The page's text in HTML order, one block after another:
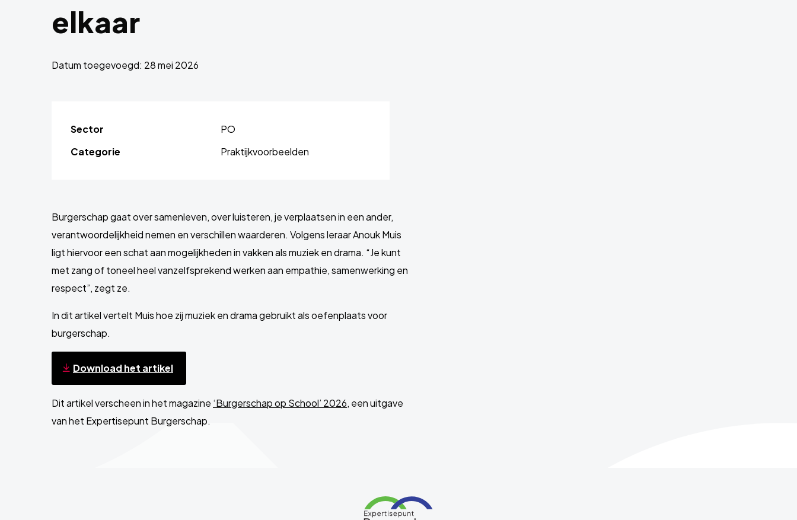
elkaar
Datum toegevoegd: 28 mei 2026
Sector
PO
Categorie
Praktijkvoorbeelden
Burgerschap gaat over samenleven, over luisteren, je verplaatsen in een ander,
verantwoordelijkheid nemen en verschillen waarderen. Volgens leraar Anouk Muis
ligt hiervoor een schat aan mogelijkheden in vakken als muziek en drama. “Je kunt
met zang of toneel heel vanzelfsprekend werken aan empathie, samenwerking en
respect”, zegt ze.
In dit artikel vertelt Muis hoe zij muziek en drama gebruikt als oefenplaats voor
burgerschap.
Download het artikel
Dit artikel verscheen in het magazine ‘Burgerschap op School’ 2026, een uitgave
van het Expertisepunt Burgerschap.